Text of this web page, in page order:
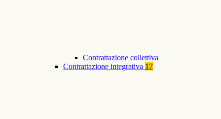
Contrattazione collettiva
Contrattazione integrativa 17